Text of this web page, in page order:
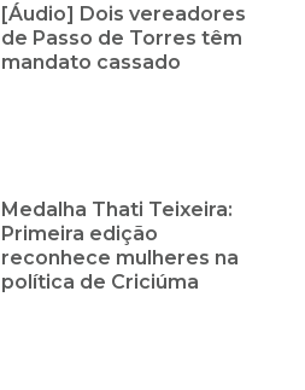
[Áudio] Dois vereadores
de Passo de Torres têm
mandato cassado
Medalha Thati Teixeira:
Primeira edição
reconhece mulheres na
política de Criciúma